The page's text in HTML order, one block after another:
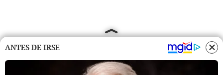
ANTES DE IRSE